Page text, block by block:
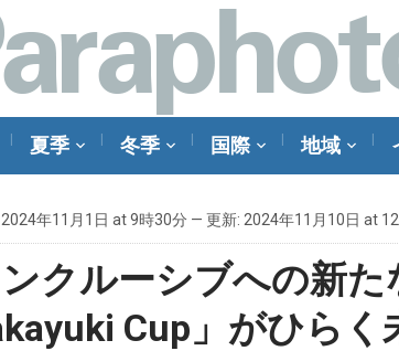
夏季 冬季 国際 地域
年11月1日 at 9時30分 — 更新: 2024年11月10日 at
クルーシブへの新
Cup」がひらく